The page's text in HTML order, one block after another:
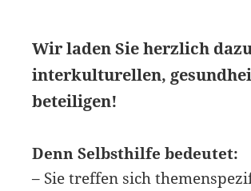
Wir laden Sie herzlich
interkulturellen,
beteiligen!
Denn Selbsthilfe bedeutet:
– Sie treffen sich